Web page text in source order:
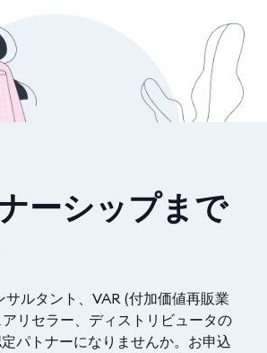
ーシップまで
サルタント、VAR (付加価値再販業
リセラー、ディストリビュータの
パトナーになりませんか。お申込